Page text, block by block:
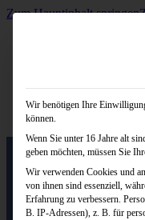
Zum Hauptinhalt springen
02364-6036230
Wir benötigen Ihre
können.
Wenn Sie unter 16 Jahre alt
geben möchten, müssen Sie
Wir verwenden Cookies und
von ihnen sind essenziell,
Erfahrung zu verbessern.
B. IP-Adressen), z. B. für